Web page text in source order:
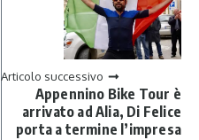
Articolo successivo
Appennino Bike Tour è
arrivato ad Alia, Di Felice
porta a termine l’impresa